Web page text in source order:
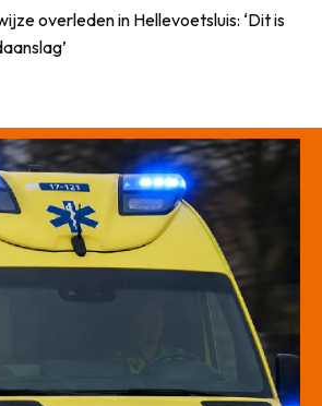
overleden in Hellevoetsluis: ‘Dit is